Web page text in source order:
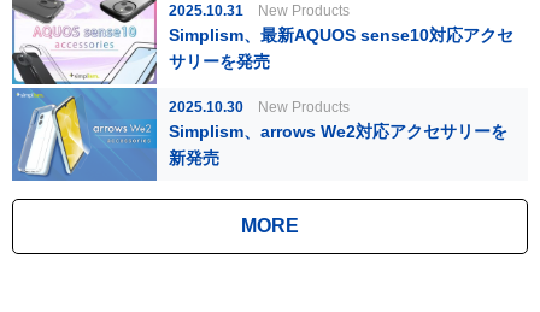
2025.10.31 New Products
Simplism、最新AQUOS sense10対応アクセ
サリーを発売
2025.10.30 New Products
Simplism、arrows We2対応アクセサリーを
新発売
MORE